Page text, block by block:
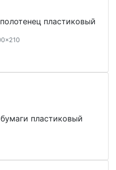
пластиковый
пластиковый